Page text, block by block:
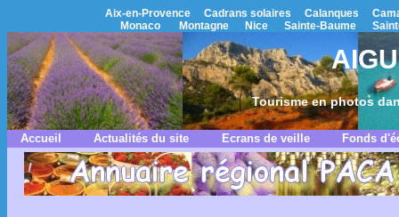
Aix-en-Provence Cadrans solaires Calanques
Monaco
Montagne Nice Sainte-Baume
Tourisme en photos
Accueil Actualités du site Ecrans de veille Fonds